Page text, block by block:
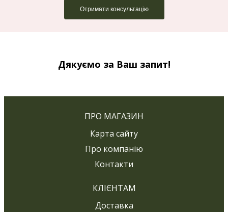
Дякуємо за Ваш запит!
ПРО МАГАЗИН
Карта сайту
Про компанію
Контакти
КЛІЄНТАМ
Доставка